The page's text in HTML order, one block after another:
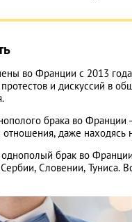
во Франции с 2013
и дискуссий в
брака во Франции
отношения, даже
брак во
Словении, Туниса.